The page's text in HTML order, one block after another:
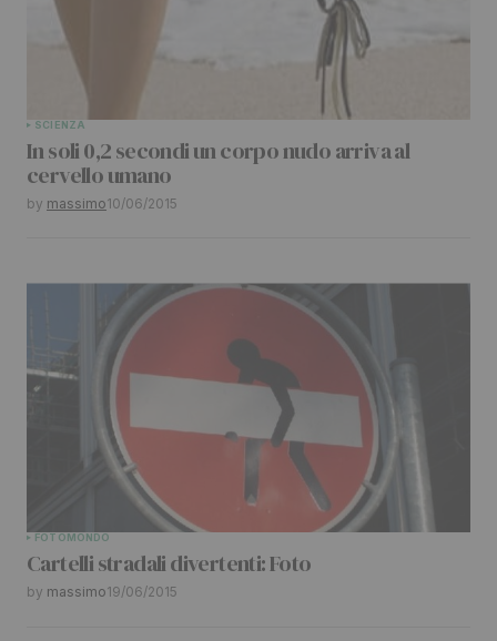
SCIENZA
In soli 0,2 secondi un corpo nudo arriva al
cervello umano
by massimo10/06/2015
FOTO MONDO
Cartelli stradali divertenti: Foto
by massimo19/06/2015